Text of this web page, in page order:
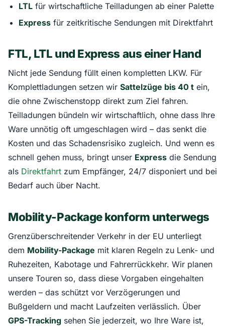
LTLfür wirtschaftliche Teilladungen ab einer Palette
Expressfür zeitkritische Sendungen mit Direktfahrt
FTL, LTL und Express aus einer Hand
Nicht jede Sendung füllt einen kompletten LKW. Für
Komplettladungen setzen wir Sattelzüge bis 40 t ein,
die ohne Zwischenstopp direkt zum Ziel fahren.
Teilladungen bündeln wir wirtschaftlich, ohne dass Ihre
Ware unnötig oft umgeschlagen wird – das senkt die
Kosten und das Schadensrisiko zugleich. Und wenn es
schnell gehen muss, bringt unser Express die Sendung
als Direktfahrt zum Empfänger, 24/7 disponiert und bei
Bedarf auch über Nacht.
Mobility-Package konform unterwegs
Grenzüberschreitender Verkehr in der EU unterliegt
dem Mobility-Package mit klaren Regeln zu Lenk- und
Ruhezeiten, Kabotage und Fahrerrückkehr. Wir planen
unsere Touren so, dass diese Vorgaben eingehalten
werden – das schützt vor Verzögerungen und
Bußgeldern und macht Laufzeiten verlässlich. Über
GPS-Tracking sehen Sie jederzeit, wo Ihre Ware ist,